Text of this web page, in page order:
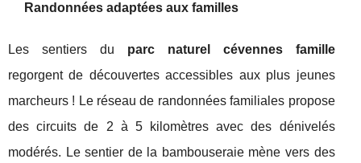
Randonnées adaptées aux familles
Les sentiers du parc naturel cévennes famille
regorgent de découvertes accessibles aux plus jeunes
marcheurs ! Le réseau de randonnées familiales propose
des circuits de 2 à 5 kilomètres avec des dénivelés
modérés. Le sentier de la bambouseraie mène vers des